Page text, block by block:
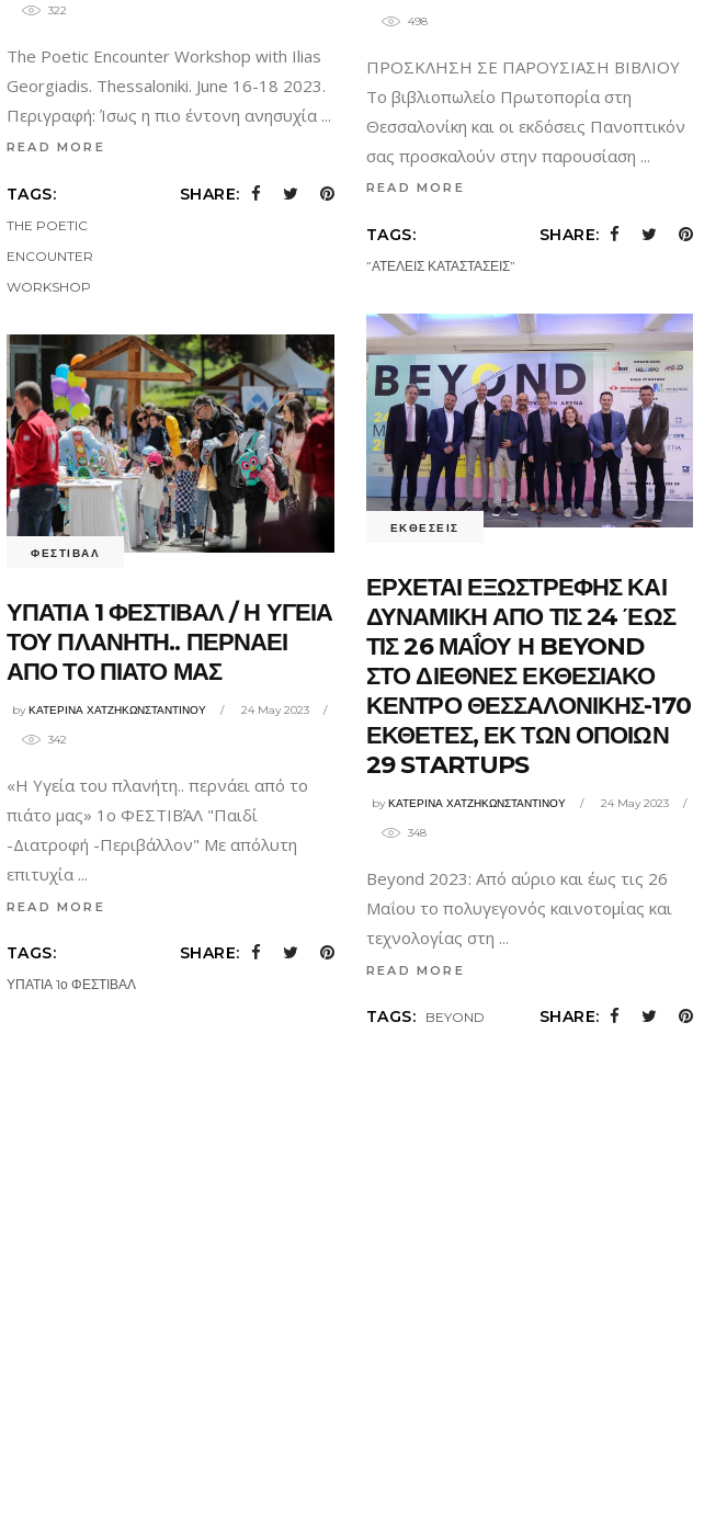
498
ΠΡΟΣΚΛΗΣΗ ΣΕ ΠΑΡΟΥΣΙΑΣΗ ΒΙΒΛΙΟΥ
Το βιβλιοπωλείο Πρωτοπορία στη
Θεσσαλονίκη και οι εκδόσεις Πανοπτικόν
σας προσκαλούν στην παρουσίαση
READ MORE
TAGS:
”ΑΤΕΛΕΙΣ ΚΑΤΑΣΤΑΣΕΙΣ”
SHARE:
322
The Poetic Encounter Workshop with Ilias
Georgiadis. Thessaloniki. June 16-18 2023.
Περιγραφή: Ίσως η πιο έντονη ανησυχία
READ MORE
TAGS:
THE POETIC
ENCOUNTER
WORKSHOP
SHARE:
ΕΚΘΕΣΕΙΣ
ΕΡΧΕΤΑΙ ΕΞΩΣΤΡΕΦΗΣ ΚΑΙ
ΔΥΝΑΜΙΚΗ ΑΠΟ ΤΙΣ 24 ΈΩΣ
ΤΙΣ 26 ΜΑΪ́ΟΥ Η BEYOND
ΣΤΟ ΔΙΕΘΝΕΣ ΕΚΘΕΣΙΑΚΟ
ΚΕΝΤΡΟ ΘΕΣΣΑΛΟΝΙΚΗΣ-170
ΕΚΘΕΤΕΣ, ΕΚ ΤΩΝ ΟΠΟΙΩΝ
29 STARTUPS
byΚΑΤΕΡΙΝΑ ΧΑΤΖΗΚΩΝΣΤΑΝΤΙΝΟΥ 24 May 2023
348
Beyond 2023: Από αύριο και έως τις 26
Μαΐου το πολυγεγονός καινοτομίας και
τεχνολογίας στη
READ MORE
TAGS: BEYOND SHARE:
ΦΕΣΤΙΒΑΛ
ΥΠΑΤΙΑ 1 ΦΕΣΤΙΒΑΛ / Η ΥΓΕΙΑ
ΤΟΥ ΠΛΑΝΗΤΗ.. ΠΕΡΝΑΕΙ
ΑΠΟ ΤΟ ΠΙΑΤΟ ΜΑΣ
byΚΑΤΕΡΙΝΑ ΧΑΤΖΗΚΩΝΣΤΑΝΤΙΝΟΥ 24 May 2023
342
«Η Υγεία του πλανήτη.. περνάει από το
πιάτο μας» 1ο ΦΕΣΤΙΒΆΛ "Παιδί
-Διατροφή -Περιβάλλον" Με απόλυτη
επιτυχία
READ MORE
TAGS:
ΥΠΑΤΙΑ 1ο ΦΕΣΤΙΒΑΛ
SHARE: